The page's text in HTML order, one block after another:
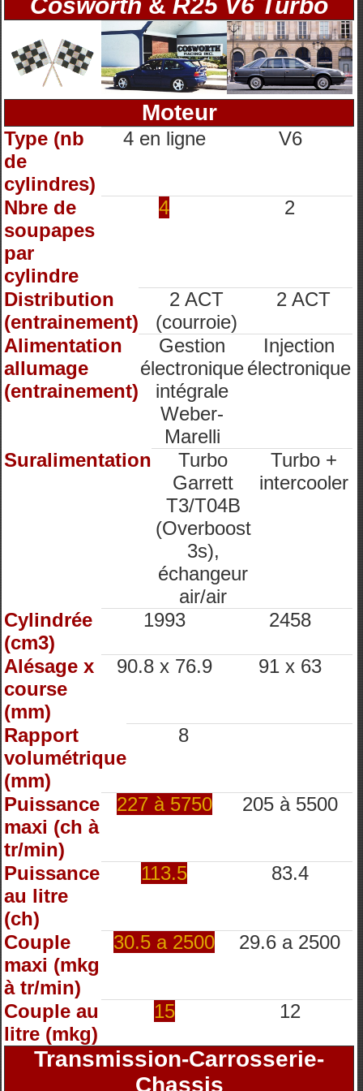
Moteur
Type (nb
de
cylindres)
4 en ligne V6
Nbre de
soupapes
par
cylindre
4 2
Distribution
(entrainement)
2 ACT
(courroie)
2 ACT
Alimentation
allumage
(entrainement)
Gestion
électronique
intégrale
Weber-
Marelli
Injection
électronique
Suralimentation
Turbo
Garrett
T3/T04B
(Overboost
3s),
échangeur
air/air
Turbo +
intercooler
Cylindrée
(cm3)
1993 2458
Alésage x
course
(mm)
90.8 x 76.9 91 x 63
Rapport
volumétrique
(mm)
8
Puissance
maxi (ch à
tr/min)
227 à 5750 205 à 5500
Puissance
au litre
(ch)
113.5 83.4
Couple
maxi (mkg
à tr/min)
30.5 a 2500 29.6 a 2500
Couple au
litre (mkg)
15 12
Transmission-Carrosserie-
Chassis